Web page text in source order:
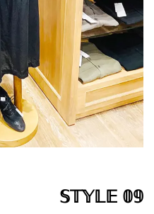
𝕊𝕋𝕐𝕃𝔼 𝟘𝟡